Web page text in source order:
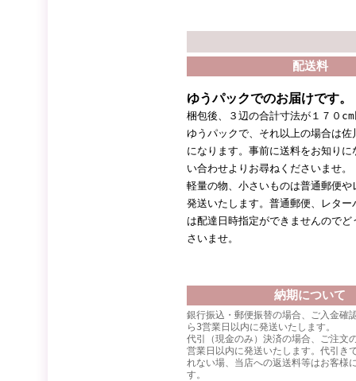
配送料
ゆうパックでのお届けです。
梱包後、３辺の合計寸法が１７０
ゆうパックで、それ以上の場合は佐
になります。事前に送料をお知りに
い合わせよりお尋ねくださいませ。
軽量の物、小さいものは普通郵便や
発送いたします。普通郵便、レター
は配達日時指定ができませんのでど
さいませ。
納期について
銀行振込・郵便振替の場合、ご入金確
ら3営業日以内に発送いたします。
代引（現金のみ）決済の場合、ご注文
営業日以内に発送いたします。代引き
れない場、当店への返送料等はお客様
す。